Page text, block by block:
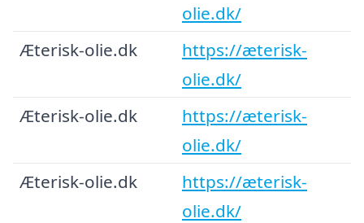
olie.dk/
Æterisk-olie.dk
https://æterisk-
olie.dk/
Æterisk-olie.dk
https://æterisk-
olie.dk/
Æterisk-olie.dk
https://æterisk-
olie.dk/